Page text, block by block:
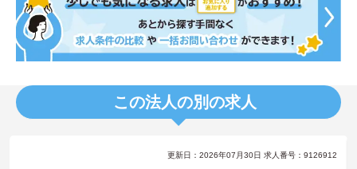
この法人の別の求人
更新日：2026年07月30日 求人番号：9126912